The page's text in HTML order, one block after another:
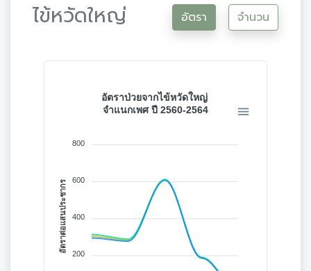
ไข้หวัดใหญ่ อัตรา จำนวน